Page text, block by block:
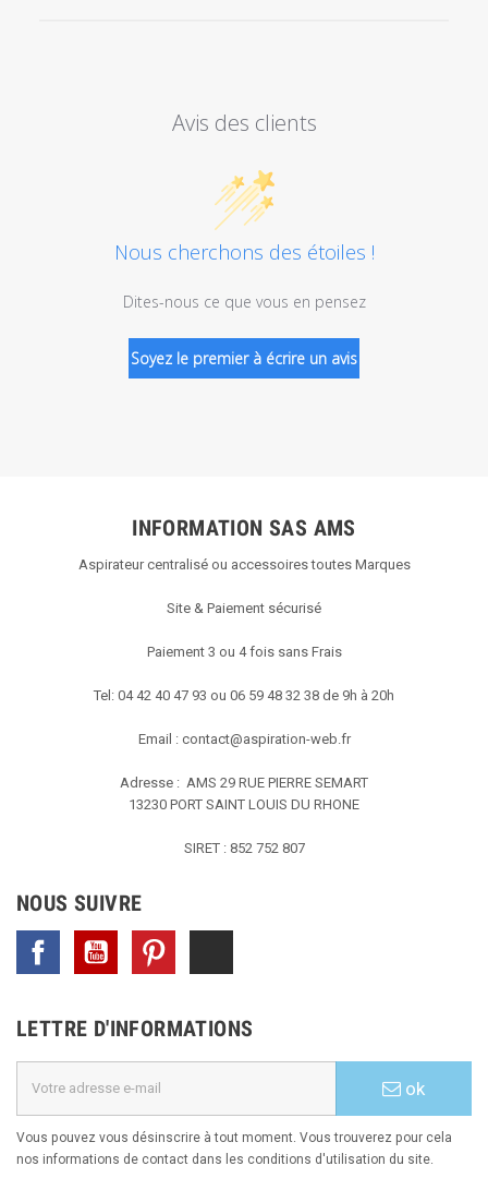
Avis des clients
Nous cherchons des étoiles !
Dites-nous ce que vous en pensez
Soyez le premier à écrire un avis
INFORMATION SAS AMS
Aspirateur centralisé ou accessoires toutes Marques
Site & Paiement sécurisé
Paiement 3 ou 4 fois sans Frais
Tel: 04 42 40 47 93 ou 06 59 48 32 38 de 9h à 20h
Email : contact@aspiration-web.fr
Adresse : AMS 29 RUE PIERRE SEMART
13230 PORT SAINT LOUIS DU RHONE
SIRET : 852 752 807
NOUS SUIVRE
Facebook YouTube
LETTRE D'INFORMATIONS
ok
Vous pouvez vous désinscrire à tout moment. Vous trouverez pour cela
nos informations de contact dans les conditions d'utilisation du site.